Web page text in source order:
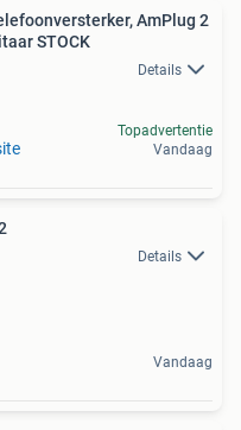
AmPlug 2
STOCK
Details
Topadvertentie
Vandaag
Details
Vandaag